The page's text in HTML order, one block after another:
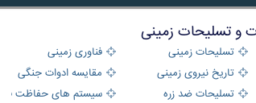
و تسلیحات زمینی
تسلیحات زمینی
فناوری زمینی
تاریخ نیروی زمینی
مقایسه ادوات جنگی
تسلیحات ضد زره
سیستم های حفاظت فعال